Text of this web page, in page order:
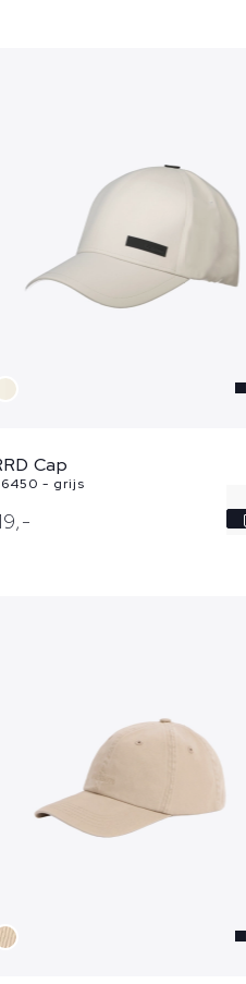
Cap
- grijs
-